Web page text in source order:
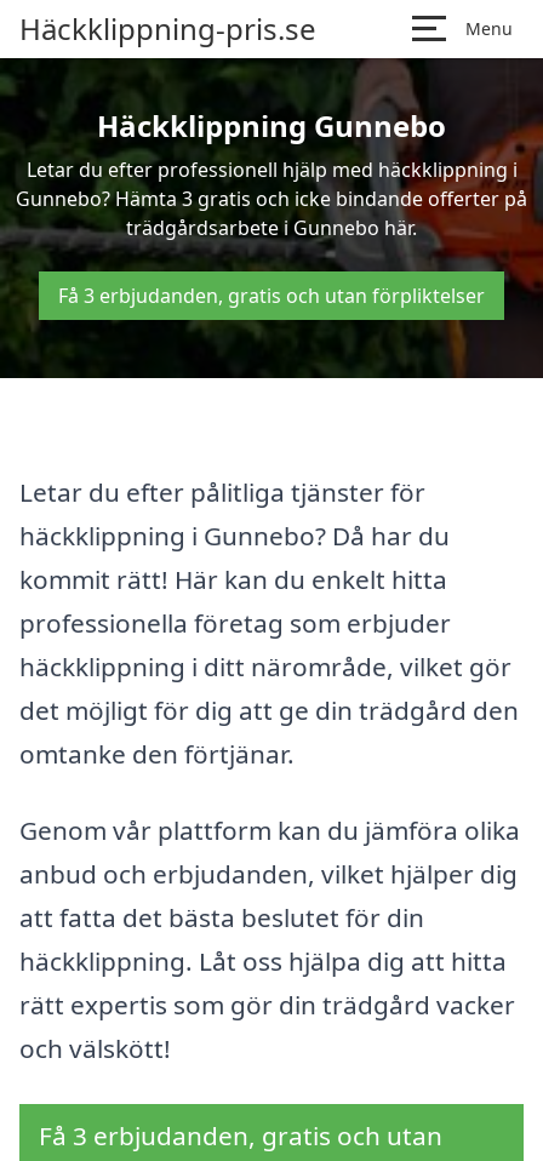
Häckklippning-pris.se Menu
Häckklippning Gunnebo
Letar du efter professionell hjälp med häckklippning i
Gunnebo? Hämta 3 gratis och icke bindande offerter på
trädgårdsarbete i Gunnebo här.
Få 3 erbjudanden, gratis och utan förpliktelser
Letar du efter pålitliga tjänster för
häckklippning i Gunnebo? Då har du
kommit rätt! Här kan du enkelt hitta
professionella företag som erbjuder
häckklippning i ditt närområde, vilket gör
det möjligt för dig att ge din trädgård den
omtanke den förtjänar.
Genom vår plattform kan du jämföra olika
anbud och erbjudanden, vilket hjälper dig
att fatta det bästa beslutet för din
häckklippning. Låt oss hjälpa dig att hitta
rätt expertis som gör din trädgård vacker
och välskött!
Få 3 erbjudanden, gratis och utan